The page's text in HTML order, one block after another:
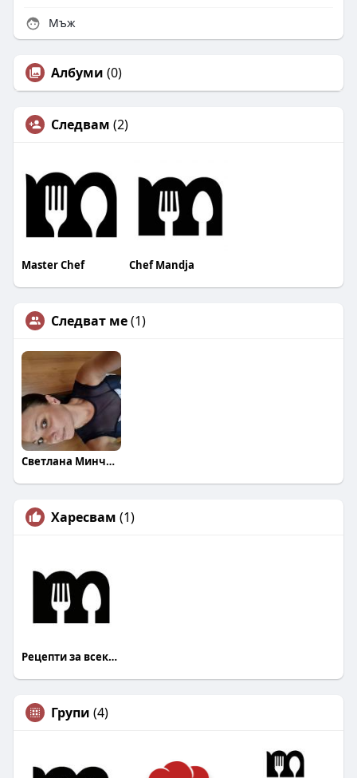
Мъж
Албуми (0)
Следвам (2)
Master Chef Chef Mandja
Следват ме(1)
Светлана Минчева
Харесвам (1)
Рецепти за всеки Mandja.bg
Групи (4)